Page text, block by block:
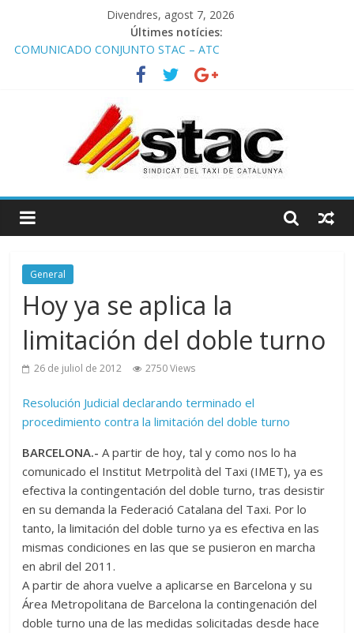
Divendres, agost 7, 2026
Últimes notícies:
COMUNICADO CONJUNTO STAC – ATC
Comunicado STAC/ ATC de la reunión con los Mossos d
‘Esquadra del aeropuerto de Barcelona.
Programa de Radio TAXI LIBRE 29.07.2026 en COOLTURA FM.
STAC/ATC SOLICITAN TAULA TÈCNICA PARA MEJORAR LA
OPERATIVA DE ENTRADA EN EL PUERTO DE BARCELONA.
Programa de Radio TAXI LIBRE 22.07.2026 en COOLTURA FM.
General
Hoy ya se aplica la
limitación del doble turno
26 de juliol de 2012 2750 Views
Resolución Judicial declarando terminado el
procedimiento contra la limitación del doble turno
BARCELONA.- A partir de hoy, tal y como nos lo ha
comunicado el Institut Metrpolità del Taxi (IMET), ya es
efectiva la contingentación del doble turno, tras desistir
en su demanda la Federació Catalana del Taxi. Por lo
tanto, la limitación del doble turno ya es efectiva en las
mismas condiciones en las que se pusieron en marcha
en abril del 2011.
A partir de ahora vuelve a aplicarse en Barcelona y su
Área Metropolitana de Barcelona la contingenación del
doble turno una de las medidas solicitadas desde hace